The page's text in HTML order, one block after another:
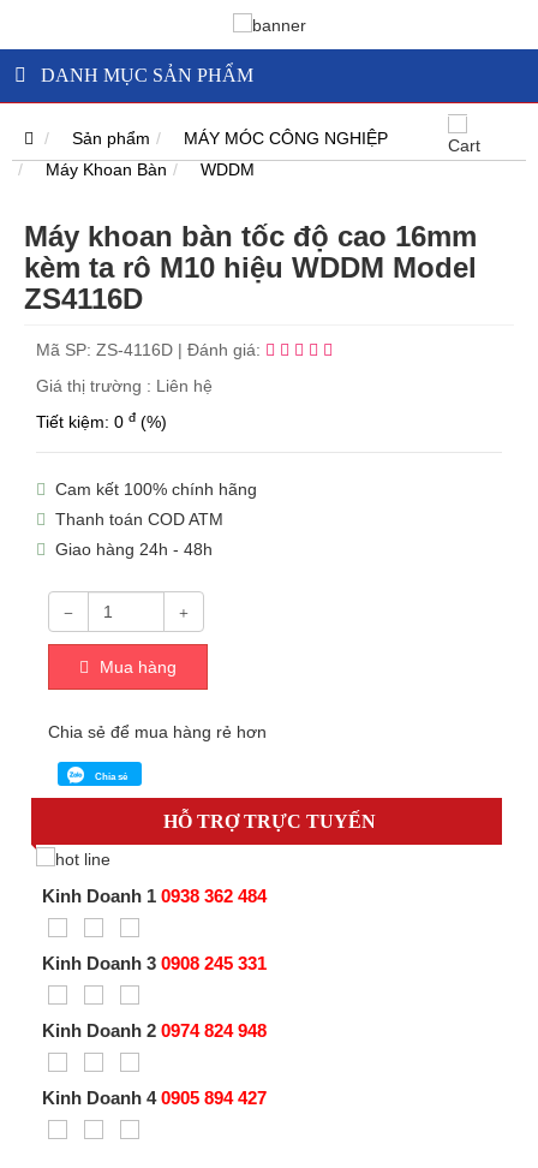
DANH MỤC SẢN PHẨM
Sản phẩm
MÁY MÓC CÔNG NGHIỆP
Máy Khoan Bàn
WDDM
Máy khoan bàn tốc độ cao 16mm
kèm ta rô M10 hiệu WDDM Model
ZS4116D
Mã SP: ZS-4116D | Đánh giá:
Giá thị trường : Liên hệ
Tiết kiệm: 0 đ (%)
Cam kết 100% chính hãng
Thanh toán COD ATM
Giao hàng 24h - 48h
Mua hàng
Chia sẻ để mua hàng rẻ hơn
Chia sẻ
HỖ TRỢ TRỰC TUYẾN
Kinh Doanh 1 0938 362 484
Kinh Doanh 3 0908 245 331
Kinh Doanh 2 0974 824 948
Kinh Doanh 4 0905 894 427